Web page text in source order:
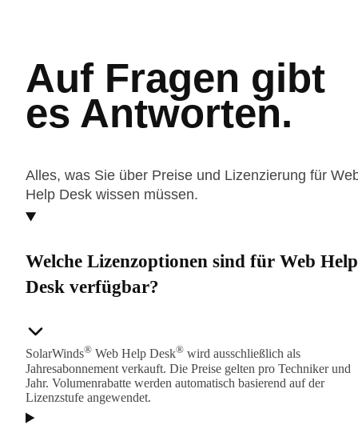
Auf Fragen gibt
es Antworten.
Alles, was Sie über Preise und Lizenzierung für
Help Desk wissen müssen.
Welche Lizenzoptionen sind für Web Help
Desk verfügbar?
SolarWinds® Web Help Desk® wird ausschließlich als
Jahresabonnement verkauft. Die Preise gelten pro Techniker und
Jahr. Volumenrabatte werden automatisch basierend auf der
Lizenzstufe angewendet.